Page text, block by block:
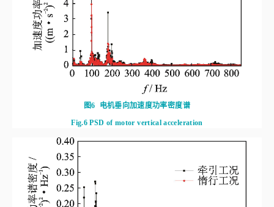
图6
电机垂向加速度功率密度谱
Fig.6 PSD of motor vertical acceleration